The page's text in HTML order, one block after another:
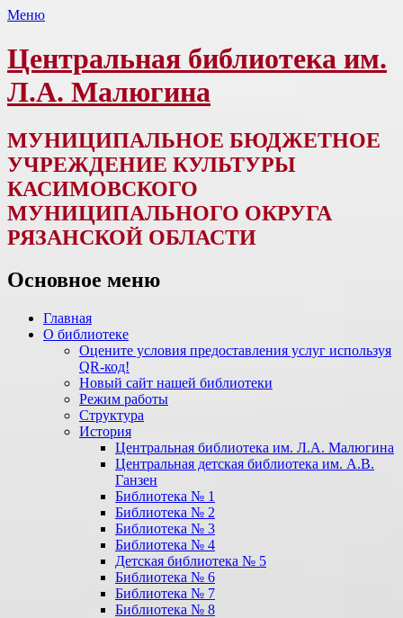
Меню
Центральная библиотека им.
Л.А. Малюгина
МУНИЦИПАЛЬНОЕ БЮДЖЕТНОЕ
УЧРЕЖДЕНИЕ КУЛЬТУРЫ
КАСИМОВСКОГО
МУНИЦИПАЛЬНОГО ОКРУГА
РЯЗАНСКОЙ ОБЛАСТИ
Основное меню
Перейти
содержимому
Главная
О библиотеке
Оцените условия предоставления услуг используя
QR-код!
Новый сайт нашей библиотеки
Режим работы
Структура
История
Центральная библиотека им. Л.А. Малюгина
Центральная детская библиотека им. А.В.
Ганзен
Библиотека № 1
Библиотека № 2
Библиотека № 3
Библиотека № 4
Детская библиотека № 5
Библиотека № 6
Библиотека № 7
Библиотека № 8